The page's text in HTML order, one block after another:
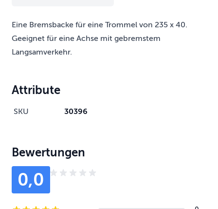
Eine Bremsbacke für eine Trommel von 235 x 40.
Geeignet für eine Achse mit gebremstem
Langsamverkehr.
Attribute
SKU 30396
Bewertungen
0,0